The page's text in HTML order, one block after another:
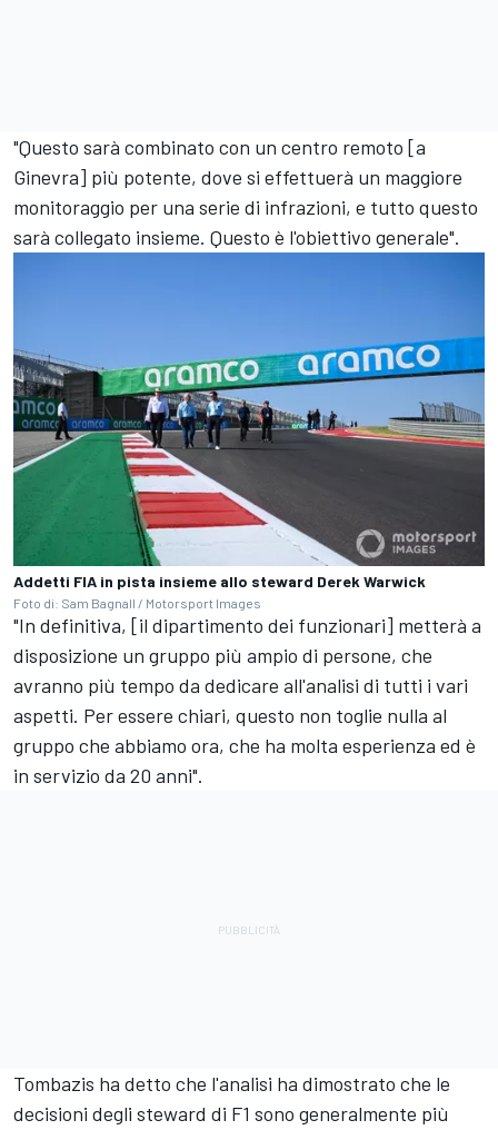
"Questo sarà combinato con un centro remoto [a
Ginevra] più potente, dove si effettuerà un maggiore
monitoraggio per una serie di infrazioni, e tutto questo
sarà collegato insieme. Questo è l'obiettivo generale".
Addetti FIA in pista insieme allo steward Derek Warwick
Foto di: Sam Bagnall / Motorsport Images
"In definitiva, [il dipartimento dei funzionari] metterà a
disposizione un gruppo più ampio di persone, che
avranno più tempo da dedicare all'analisi di tutti i vari
aspetti. Per essere chiari, questo non toglie nulla al
gruppo che abbiamo ora, che ha molta esperienza ed è
in servizio da 20 anni".
Tombazis ha detto che l'analisi ha dimostrato che le
decisioni degli steward di F1 sono generalmente più